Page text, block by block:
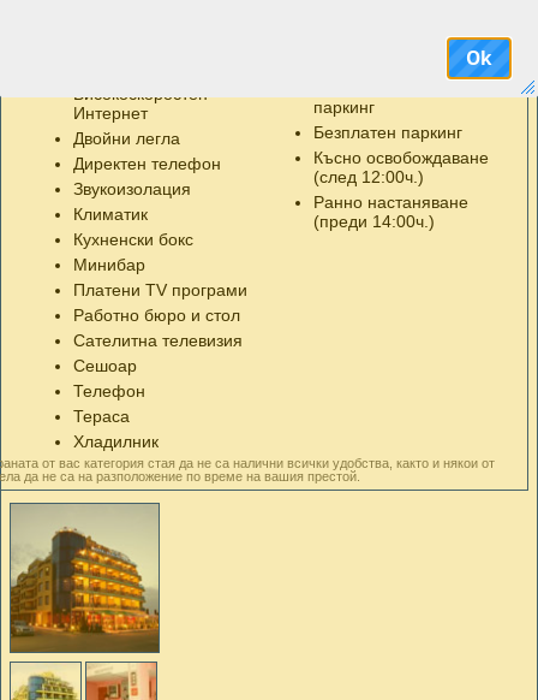
Високоскоростен
Интернет
Двойни легла
Директен телефон
Звукоизолация
Климатик
Кухненски бокс
Минибар
Платени TV програми
Работно бюро и стол
Сателитна телевизия
Сешоар
Телефон
Тераса
Хладилник
Безплатен интернет
паркинг
Безплатен паркинг
Късно освобождаване
(след 12:00ч.)
Ранно настаняване
(преди 14:00ч.)
от вас категория стая да не са налични всички удобства, както и някои от
да не са на разположение по време на вашия престой.
Ok